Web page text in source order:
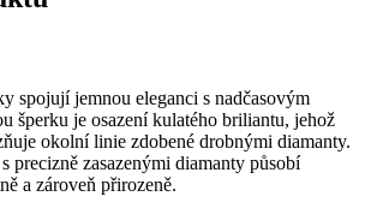
spojují jemnou eleganci s nadčasovým
šperku je osazení kulatého briliantu, jehož
okolní linie zdobené drobnými diamanty.
precizně zasazenými diamanty působí
a zároveň přirozeně.